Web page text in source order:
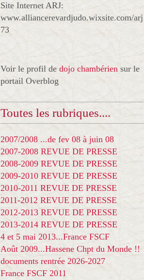
Site Internet ARJ:
www.alliancerevardjudo.wixsite.com/arj
73
Voir le profil de dojo chambérien sur le
portail Overblog
Toutes les rubriques....
2007/2008 ...de fev 08 à juin 08
2007-2008 REVUE DE PRESSE
2008-2009 REVUE DE PRESSE
2009-2010 REVUE DE PRESSE
2010-2011 REVUE DE PRESSE
2011-2012 REVUE DE PRESSE
2012-2013 REVUE DE PRESSE
2013-2014 REVUE DE PRESSE
4 et 5 mai 2013...France FSCF
Août 2009...Hassene Chpt du Monde !!
documents rentrée 2026-2027
France FSCF 2011